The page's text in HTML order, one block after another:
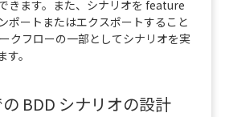
きます。また、シナリオを feature
ポートまたはエクスポートすること
クフローの一部としてシナリオを実
。
BDD シナリオの設計